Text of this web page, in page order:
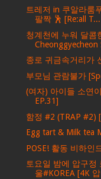
트레저 in 쿠알라룸
팔짝 🕺 [Re:all T...
청계천에 누워 달콤
Cheonggyecheon
종로 귀금속거리가
부모님 관람불가
(여자) 아이들 소연
EP.31]
함정 #2 (TRAP #2)
Egg tart & Milk tea
POSE! 활동 비하인
토요일 밤에 압구정
울#KOREA [4K